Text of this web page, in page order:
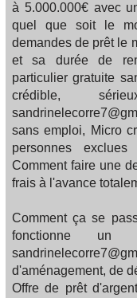
à 5.000.000€ avec
quel que soit le
demandes de prêt le
et sa durée de
particulier gratuite
crédible,
sans emploi, Micro
personnes
Comment faire une
frais à l'avance
Comment ça se
fonctionne un
d'aménagement, de
Offre de prêt